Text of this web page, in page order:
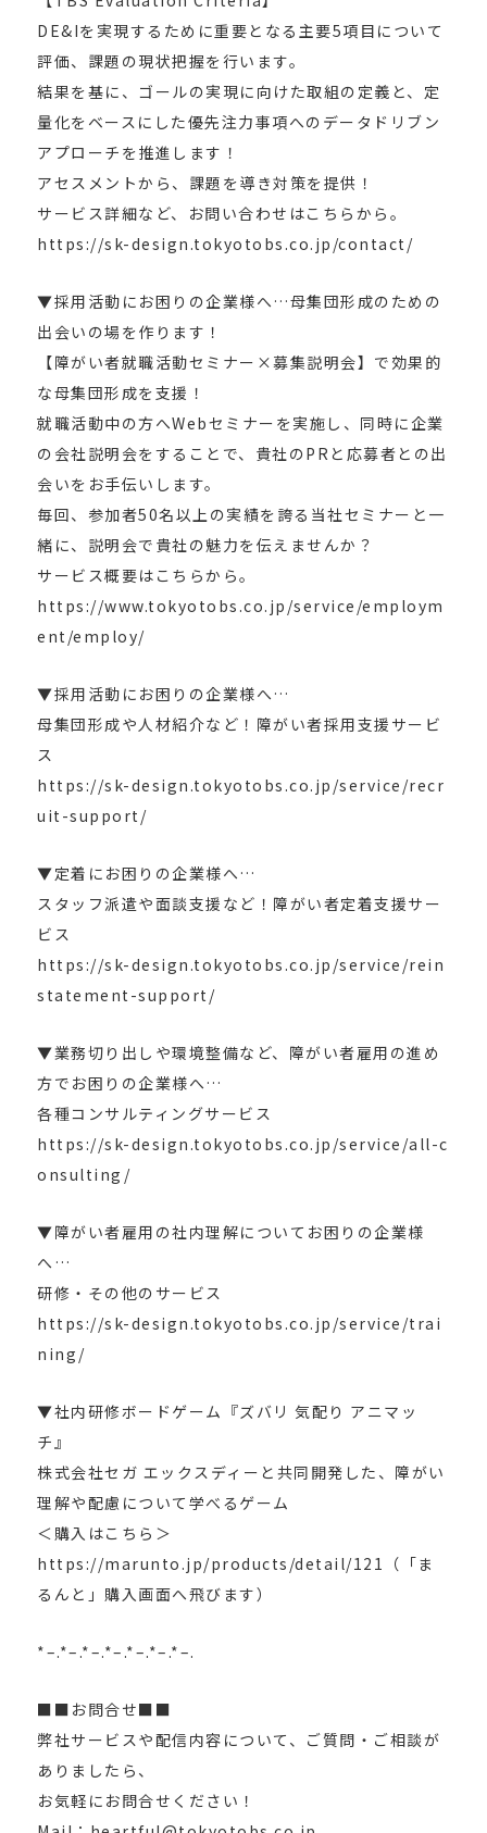
DE&Iを実現するために重要となる主要5項目について
評価、課題の現状把握を行います。
結果を基に、ゴールの実現に向けた取組の定義と、定
量化をベースにした優先注力事項へのデータドリブン
アプローチを推進します！
アセスメントから、課題を導き対策を提供！
サービス詳細など、お問い合わせはこちらから。
https://sk-design.tokyotobs.co.jp/contact/
▼採用活動にお困りの企業様へ…母集団形成のための
出会いの場を作ります！
【障がい者就職活動セミナー×募集説明会】で効果的
な母集団形成を支援！
就職活動中の方へWebセミナーを実施し、同時に企業
の会社説明会をすることで、貴社のPRと応募者との出
会いをお手伝いします。
毎回、参加者50名以上の実績を誇る当社セミナーと一
緒に、説明会で貴社の魅力を伝えませんか？
サービス概要はこちらから。
https://www.tokyotobs.co.jp/service/employm
ent/employ/
▼採用活動にお困りの企業様へ…
母集団形成や人材紹介など！障がい者採用支援サービ
ス
https://sk-design.tokyotobs.co.jp/service/recr
uit-support/
▼定着にお困りの企業様へ…
スタッフ派遣や面談支援など！障がい者定着支援サー
ビス
https://sk-design.tokyotobs.co.jp/service/rein
statement-support/
▼業務切り出しや環境整備など、障がい者雇用の進め
方でお困りの企業様へ…
各種コンサルティングサービス
https://sk-design.tokyotobs.co.jp/service/all-c
onsulting/
▼障がい者雇用の社内理解についてお困りの企業様
へ…
研修・その他のサービス
https://sk-design.tokyotobs.co.jp/service/trai
ning/
▼社内研修ボードゲーム『ズバリ 気配り アニマッ
チ』
株式会社セガ エックスディーと共同開発した、障がい
理解や配慮について学べるゲーム
＜購入はこちら＞
https://marunto.jp/products/detail/121（「ま
るんと」購入画面へ飛びます）
*–.*–.*–.*–.*–.*–.*–.
■■お問合せ■■
弊社サービスや配信内容について、ご質問・ご相談が
ありましたら、
お気軽にお問合せください！